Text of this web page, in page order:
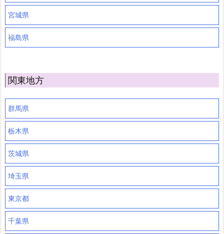
宮城県
福島県
関東地方
群馬県
栃木県
茨城県
埼玉県
東京都
千葉県